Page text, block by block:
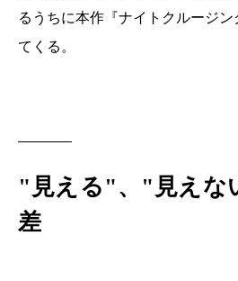
るうちに本作『ナイトクルージ
てくる。
"見える"、"見えな
差